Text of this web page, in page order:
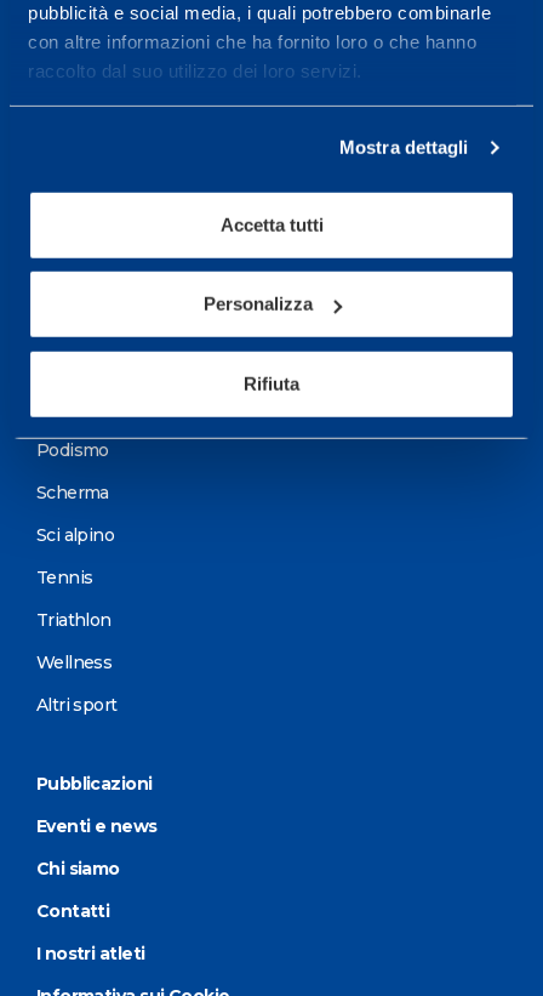
pubblicità e social media, i quali potrebbero combinarle
con altre informazioni che ha fornito loro o che hanno
raccolto dal suo utilizzo dei loro servizi.
Mostra dettagli
Accetta tutti
Personalizza
Rifiuta
Servizi
Servizi Medici
Test di valutazione
Podismo
Scherma
Sci alpino
Tennis
Triathlon
Wellness
Altri sport
Pubblicazioni
Eventi e news
Chi siamo
Contatti
I nostri atleti